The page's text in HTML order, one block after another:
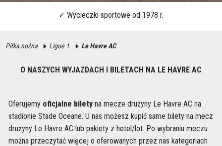
Piłka nożna Ligue 1 Le Havre AC
O NASZYCH WYJAZDACH I BILETACH NA LE HAVRE AC
Oferujemy oficjalne biletyna mecze drużyny Le Havre AC na
stadionie Stade Oceane. U nas możesz kupić same bilety na mecz
drużyny Le Havre AC lub pakiety z hotel/lot. Po wybraniu meczu
można przeczytać więcej o oferowanych przez nas kategoriach